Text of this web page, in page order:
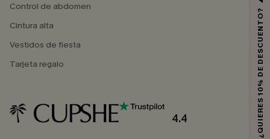
Control de abdomen
Cintura alta
Vestidos de fiesta
Tarjeta regalo
4.4 ¿QUIERES 10% DE DESCUENTO?